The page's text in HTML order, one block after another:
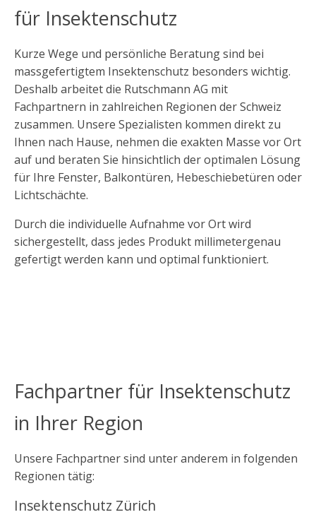
für Insektenschutz
Kurze Wege und persönliche Beratung sind bei
massgefertigtem Insektenschutz besonders wichtig.
Deshalb arbeitet die Rutschmann AG mit
Fachpartnern in zahlreichen Regionen der Schweiz
zusammen. Unsere Spezialisten kommen direkt zu
Ihnen nach Hause, nehmen die exakten Masse vor Ort
auf und beraten Sie hinsichtlich der optimalen Lösung
für Ihre Fenster, Balkontüren, Hebeschiebetüren oder
Lichtschächte.
Durch die individuelle Aufnahme vor Ort wird
sichergestellt, dass jedes Produkt millimetergenau
gefertigt werden kann und optimal funktioniert.
Fachpartner für Insektenschutz
in Ihrer Region
Unsere Fachpartner sind unter anderem in folgenden
Regionen tätig:
Insektenschutz Zürich